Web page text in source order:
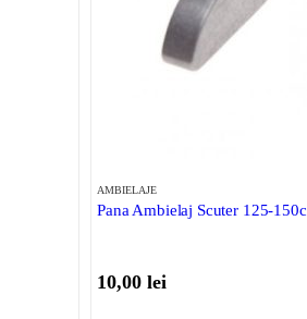
AMBIELAJE
Pana Ambielaj Scuter 125-
10,00 lei